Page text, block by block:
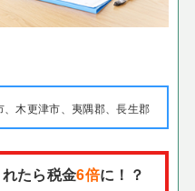
木更津市、夷隅郡、長生郡
たら税金6倍に！？